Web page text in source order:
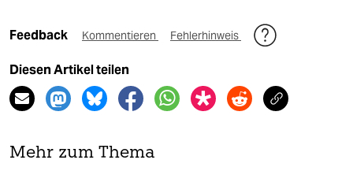
Feedback Kommentieren Fehlerhinweis
Diesen Artikel teilen
Mehr zum Thema